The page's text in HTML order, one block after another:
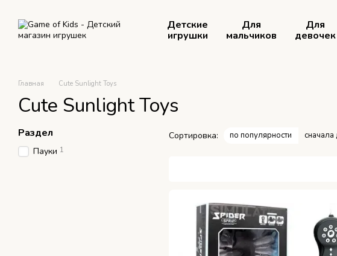
Детские
игрушки
Для
мальчиков
Для
девочек
Главная Cute Sunlight Toys
Cute Sunlight Toys
Сортировка: по популярности
Раздел
Пауки 1